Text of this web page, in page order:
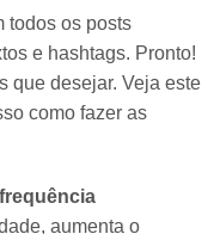
todos os posts
e hashtags. Pronto!
que desejar. Veja este
como fazer as
aumenta o